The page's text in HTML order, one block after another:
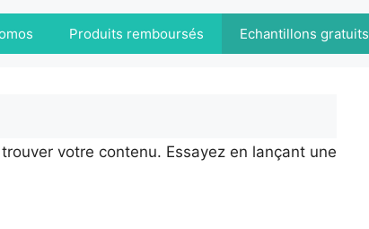
Produits remboursés Echantillons gratuits
votre contenu. Essayez en lançant une